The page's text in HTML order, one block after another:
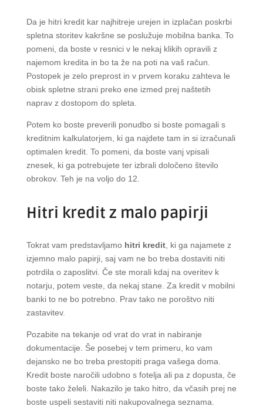
Da je hitri kredit kar najhitreje urejen in izplačan poskrbi
spletna storitev kakršne se poslužuje mobilna banka. To
pomeni, da boste v resnici v le nekaj klikih opravili z
najemom kredita in bo ta že na poti na vaš račun.
Postopek je zelo preprost in v prvem koraku zahteva le
obisk spletne strani preko ene izmed prej naštetih
naprav z dostopom do spleta.
Potem ko boste preverili ponudbo si boste pomagali s
kreditnim kalkulatorjem, ki ga najdete tam in si izračunali
optimalen kredit. To pomeni, da boste vanj vpisali
znesek, ki ga potrebujete ter izbrali določeno število
obrokov. Teh je na voljo do 12.
Hitri kredit z malo papirji
Tokrat vam predstavljamo hitri kredit, ki ga najamete z
izjemno malo papirji, saj vam ne bo treba dostaviti niti
potrdila o zaposlitvi. Če ste morali kdaj na overitev k
notarju, potem veste, da nekaj stane. Za kredit v mobilni
banki to ne bo potrebno. Prav tako ne poroštvo niti
zastavitev.
Pozabite na tekanje od vrat do vrat in nabiranje
dokumentacije. Še posebej v tem primeru, ko vam
dejansko ne bo treba prestopiti praga vašega doma.
Kredit boste naročili udobno s fotelja ali pa z dopusta, če
boste tako želeli. Nakazilo je tako hitro, da včasih prej ne
boste uspeli sestaviti niti nakupovalnega seznama.